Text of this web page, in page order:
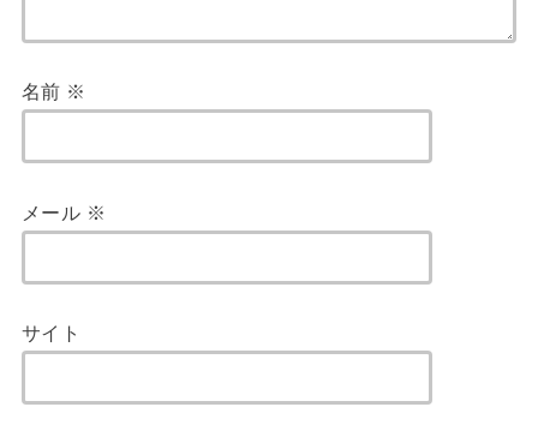
名前 ※
メール ※
サイト